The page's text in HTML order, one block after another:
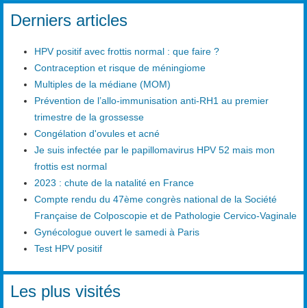
Derniers articles
HPV positif avec frottis normal : que faire ?
Contraception et risque de méningiome
Multiples de la médiane (MOM)
Prévention de l’allo-immunisation anti-RH1 au premier
trimestre de la grossesse
Congélation d'ovules et acné
Je suis infectée par le papillomavirus HPV 52 mais mon
frottis est normal
2023 : chute de la natalité en France
Compte rendu du 47ème congrès national de la Société
Française de Colposcopie et de Pathologie Cervico-Vaginale
Gynécologue ouvert le samedi à Paris
Test HPV positif
Les plus visités